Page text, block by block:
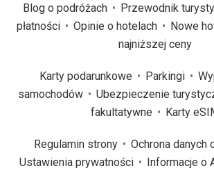
Blog o podróżach Przewodnik
płatności
Opinie o hotelach Nowe
najniższej ceny
Karty podarunkowe Parkingi
samochodów
Ubezpieczenie
fakultatywne
Karty
Regulamin strony
Ochrona danych
Ustawienia prywatności
Informacje o